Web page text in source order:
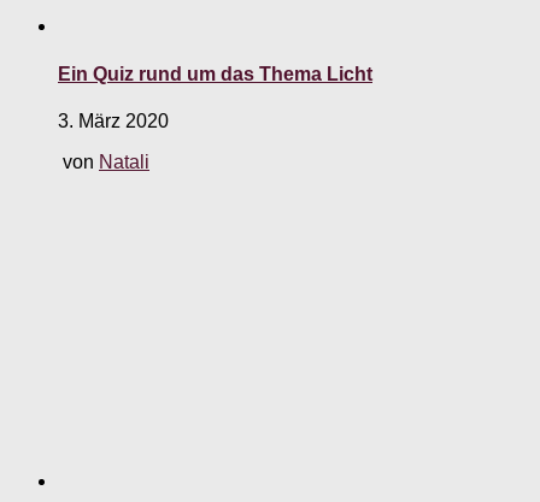
Ein Quiz rund um das Thema Licht
3. März 2020
von Natali